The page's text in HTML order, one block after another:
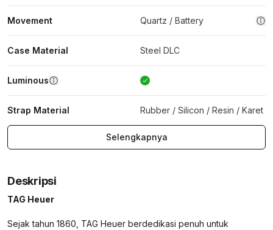
Movement Quartz / Battery
Case Material Steel DLC
Luminous
Strap Material Rubber / Silicon / Resin / Karet
Selengkapnya
Deskripsi
TAG Heuer
Sejak tahun 1860, TAG Heuer berdedikasi penuh untuk